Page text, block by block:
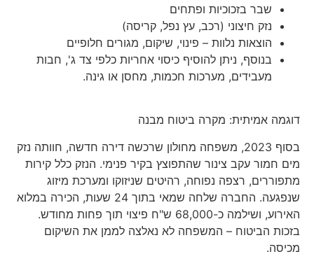
שבר בזכוכיות ופתחים
נזק חיצוני (רכב, עץ נפל, קריסה)
הוצאות נלוות – פינוי, שיקום, מגורים חלופיים
בנוסף, ניתן להוסיף כיסוי אחריות כלפי צד ג', חבות
מעבידים, מערכות חכמות, מחסן או גינה.
דוגמה אמיתית: מקרה ביטוח מבנה
בסוף 2023, משפחה מחולון שרכשה דירה חדשה, חוותה נזק
מים חמור עקב צינור שהתפוצץ בקיר פנימי. הנזק כלל קירות
מתפוררים, רצפה נפוחה, רהיטים שניזוקו ומערכת מיזוג
שנפגעה. החברה שלחה שמאי בתוך 24 שעות, הכירה במלוא
האירוע, ושילמה כ-68,000 ש"ח פיצוי תוך פחות מחודש.
בזכות הביטוח – המשפחה לא נאלצה לממן את השיקום
מכיסה.